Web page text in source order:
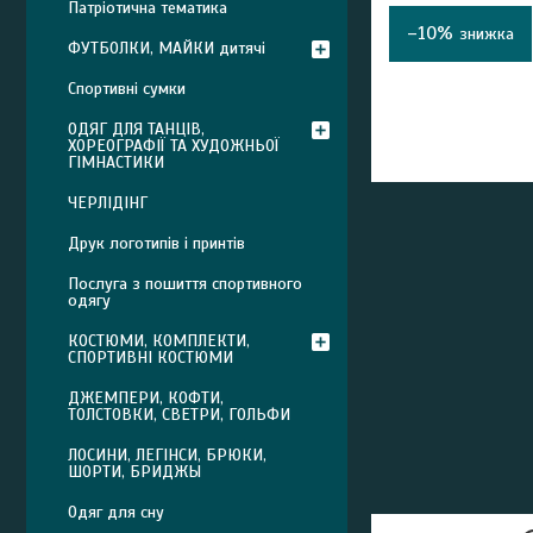
–10%
Патріотична тематика
ФУТБОЛКИ, МАЙКИ дитячі
Спортивні сумки
ОДЯГ ДЛЯ ТАНЦІВ,
ХОРЕОГРАФІЇ ТА ХУДОЖНЬОЇ
ГІМНАСТИКИ
ЧЕРЛІДІНГ
Друк логотипів і принтів
Послуга з пошиття спортивного
одягу
КОСТЮМИ, КОМПЛЕКТИ,
СПОРТИВНІ КОСТЮМИ
ДЖЕМПЕРИ, КОФТИ,
ТОЛСТОВКИ, СВЕТРИ, ГОЛЬФИ
ЛОСИНИ, ЛЕГІНСИ, БРЮКИ,
ШОРТИ, БРИДЖЫ
Одяг для сну